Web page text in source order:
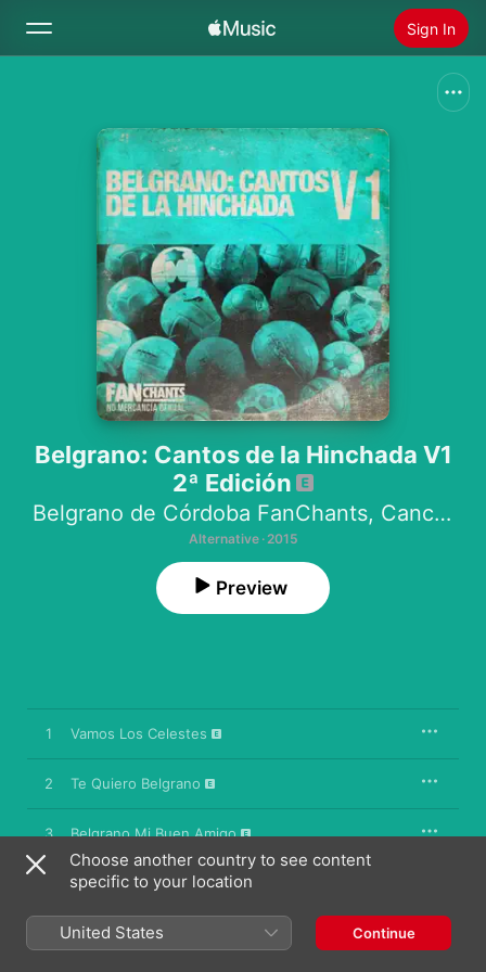
Sign In
Home
Install Apple Music
Belgrano: Cantos de la Hinchada V1
2ª Edición
Belgrano de Córdoba FanChants, Canciones del Club Atlético Belgrano
Alternative · 2015
Preview
1 Vamos Los Celestes
2 Te Quiero Belgrano
3 Belgrano Mi Buen Amigo
Vamos Belgrano
Como Explicar
Choose another country to see content
specific to your location
United States Continue